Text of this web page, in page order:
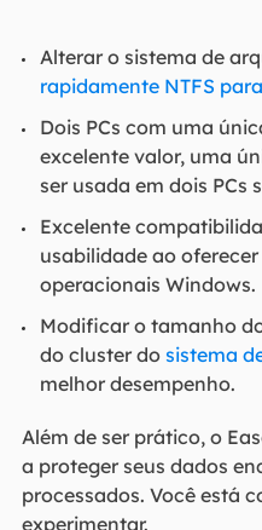
Alterar o sistema de
rapidamente NTFS para
Dois PCs com uma
excelente valor, uma
ser usada em dois PCs
Excelente
usabilidade ao
operacionais Windows.
Modificar o tamanho
do cluster do sistema
melhor desempenho.
Além de ser prático, o
a proteger seus dados
processados. Você está
experimentar.